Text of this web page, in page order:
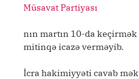
Müsavat Partiyası
nın martın 10-da
mitinqə icazə verməyib.
İcra hakimiyyəti cavab